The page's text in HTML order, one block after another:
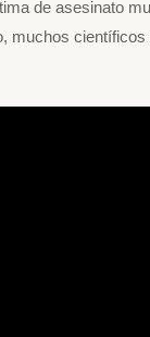
de asesinato
muchos